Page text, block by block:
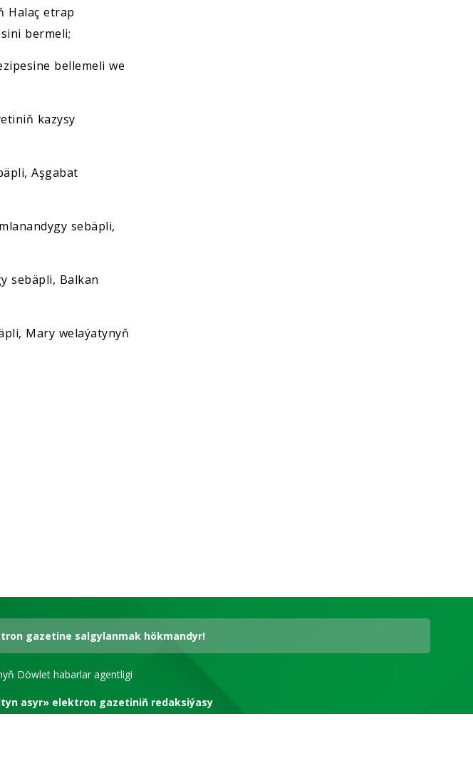
Halaç etrap
bermeli;
bellemeli we
kazysy
Aşgabat
sebäpli,
sebäpli, Balkan
Mary welaýatynyň
gazetine salgylanmak hökmandyr!
Döwlet habarlar agentligi
asyr» elektron gazetiniň redaksiýasy